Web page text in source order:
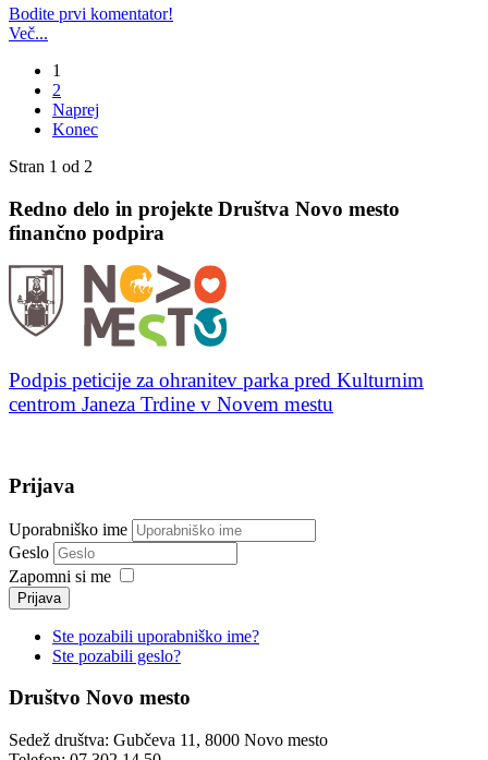
Bodite prvi komentator!
Več...
1
2
Naprej
Konec
Stran 1 od 2
Redno delo in projekte Društva Novo mesto
finančno podpira
Podpis peticije za ohranitev parka pred Kulturnim
centrom Janeza Trdine v Novem mestu
Prijava
Uporabniško ime
Geslo
Zapomni si me
Prijava
Ste pozabili uporabniško ime?
Ste pozabili geslo?
Društvo Novo mesto
Sedež društva: Gubčeva 11, 8000 Novo mesto